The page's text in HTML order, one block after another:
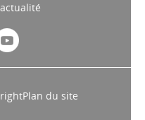
Plan du site